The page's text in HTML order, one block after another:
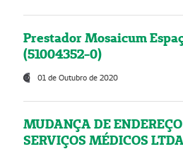
Prestador Mosaicum
(51004352-0)
01 de Outubro de 2020
MUDANÇA DE
SERVIÇOS MÉDICOS